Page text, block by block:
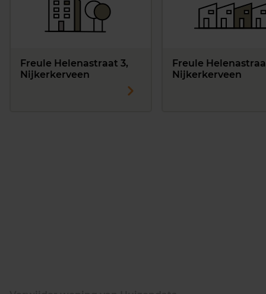
Freule Helenastraat 3,
Nijkerkerveen
Freule
Nijkerkerveen